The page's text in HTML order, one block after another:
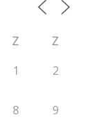
Z
Z
1 2
8 9